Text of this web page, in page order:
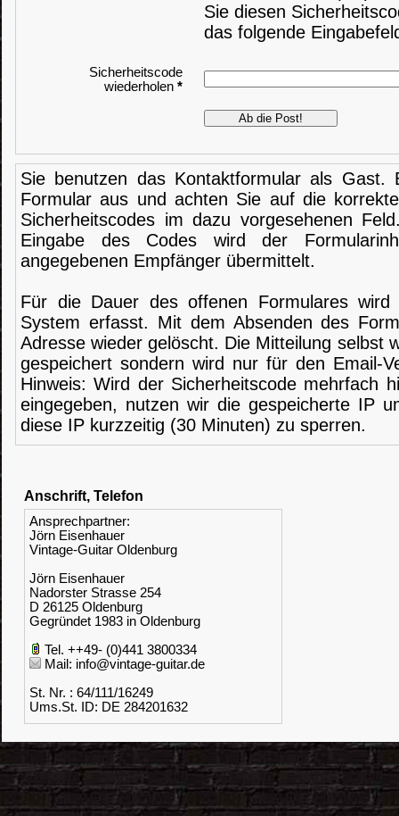
Sie diesen
das folgende
Sicherheitscode
wiederholen *
Sie benutzen das Kontaktformular als Gast.
Formular aus und achten Sie auf die
Sicherheitscodes im dazu vorgesehenen
Eingabe des Codes wird der
angegebenen Empfänger übermittelt.
Für die Dauer des offenen Formulares
System erfasst. Mit dem Absenden des
Adresse wieder gelöscht. Die Mitteilung selbst
gespeichert sondern wird nur für den Email-
Hinweis: Wird der Sicherheitscode mehrfach
eingegeben, nutzen wir die gespeicherte IP
diese IP kurzzeitig (30 Minuten) zu sperren.
Anschrift, Telefon
Ansprechpartner:
Jörn Eisenhauer
Vintage-Guitar Oldenburg
Jörn Eisenhauer
Nadorster Strasse 254
D 26125 Oldenburg
Gegründet 1983 in Oldenburg
Tel. ++49- (0)441 3800334
Mail: info@vintage-guitar.de
St. Nr. : 64/111/16249
Ums.St. ID: DE 284201632